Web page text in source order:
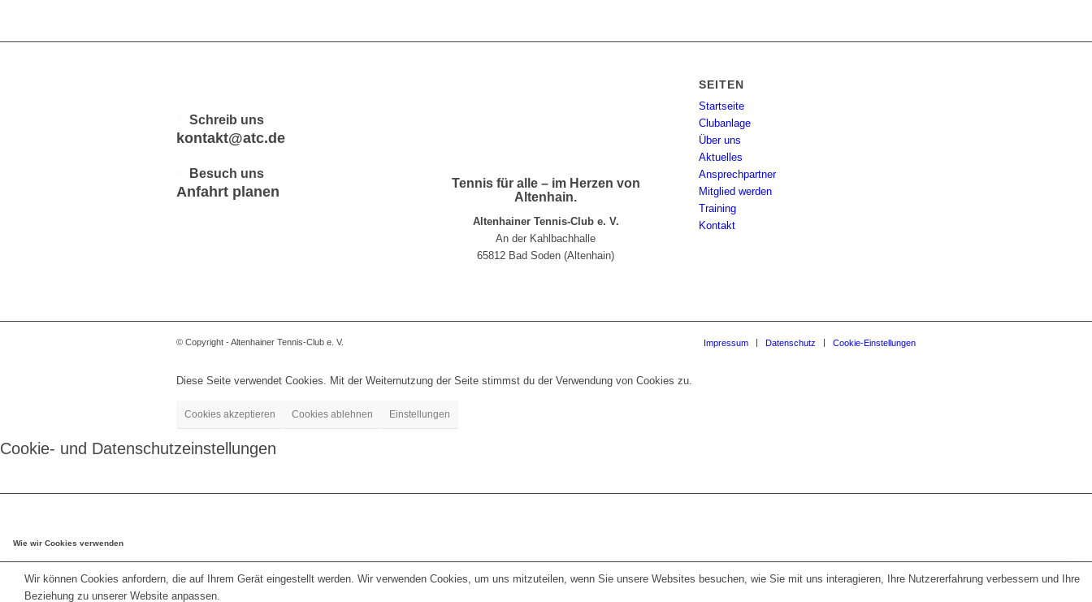
Schreib uns
kontakt@atc.de
Besuch uns
Anfahrt planen
Tennis für alle – im Herzen von
Altenhain.
Altenhainer Tennis-Club e. V.
An der Kahlbachhalle
65812 Bad Soden (Altenhain)
SEITEN
Startseite
Clubanlage
Über uns
Aktuelles
Ansprechpartner
Mitglied werden
Training
Kontakt
© Copyright - Altenhainer Tennis-Club e. V. Impressum Datenschutz Cookie-Einstellungen
Diese Seite verwendet Cookies. Mit der Weiternutzung der Seite stimmst du der Verwendung von Cookies zu.
Cookies akzeptieren Cookies ablehnen Einstellungen
Cookie- und Datenschutzeinstellungen
Wie wir Cookies verwenden
Wir können Cookies anfordern, die auf Ihrem Gerät eingestellt werden. Wir verwenden Cookies, um uns mitzuteilen, wenn Sie unsere Websites besuchen, wie Sie mit uns interagieren, Ihre Nutzererfahrung verbessern und Ihre
Beziehung zu unserer Website anpassen.